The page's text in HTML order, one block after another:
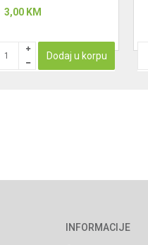
3,00 KM
Dodaj u korpu
INFORMACIJE